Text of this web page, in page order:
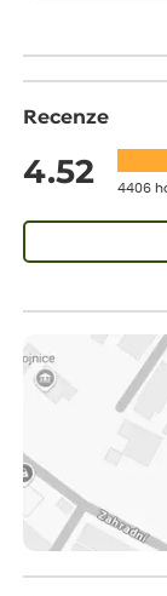
Recenze
4.52 4406
Měla jsem
sazenicemi
Miroslava
Rostliny
my